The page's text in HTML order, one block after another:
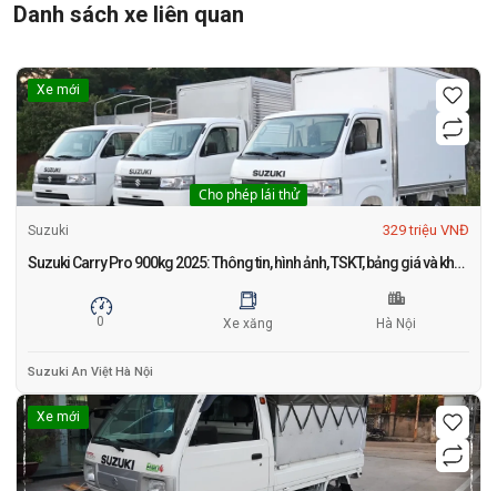
Danh sách xe liên quan
Xe mới
Cho phép lái thử
Suzuki 329 triệu VNĐ
Suzuki Carry Pro 900kg 2025: Thông tin, hình ảnh, TSKT, bảng giá và khuyến mãi mới nhất tháng 1
0 Xe xăng Hà Nội
Suzuki An Việt Hà Nội
Xe mới